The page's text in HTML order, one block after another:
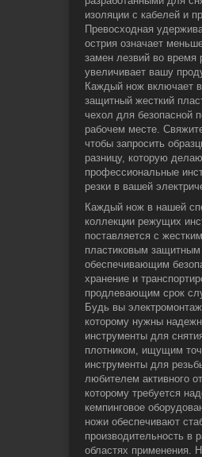
изоляции с кабелей и
Превосходная
острия означает
замен лезвий во время
увеличивает вашу
Каждый нож включает
защитный жесткий
чехол для безопасной
рабочем месте.
чтобы запросить
разницу, которую
профессиональные
резки в вашей
Каждый нож в нашей
коллекции режущих
поставляется с жестким
пластиковым
обеспечивающим
хранение и
продлевающим срок
Будь вы
которому нужны
инструменты для
плотником, ищущим
инструменты для
любителем активного
которому требуется
кемпинговое
ножи обеспечивают
производительность в
областях применения.